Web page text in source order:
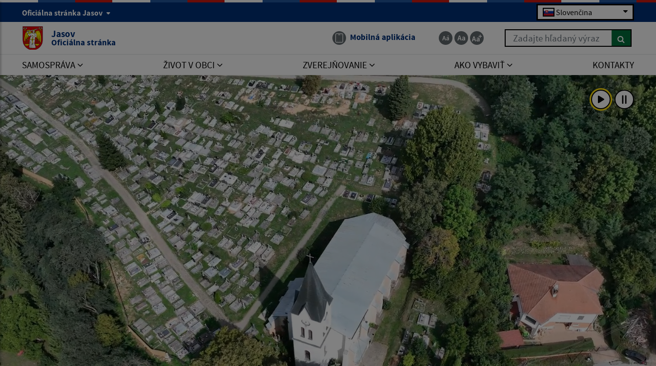
Oficiálna stránka Jasov Slovenčina
Jasov
Oficiálna stránka Mobilná aplikácia Zadajte hľadaný výraz
SAMOSPRÁVA ŽIVOT V OBCI ZVEREJŇOVANIE AKO VYBAVIŤ KONTAKTY